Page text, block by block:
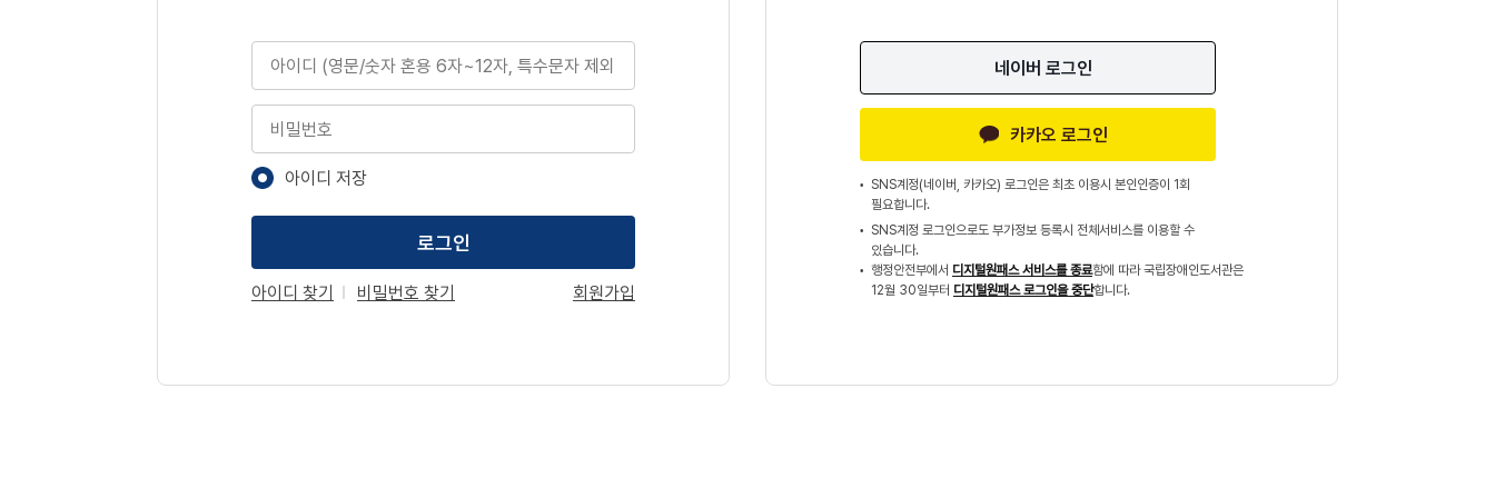
아이디
비밀번호
아이디 저장
로그인
아이디 찾기 비밀번호 찾기 회원가입
네이버 로그인
카카오 로그인
SNS계정(네이버, 카카오) 로그인은 최초 이용시 본인인증이 1회
필요합니다.
SNS계정 로그인으로도 부가정보 등록시 전체서비스를 이용할 수
있습니다.
행정안전부에서 디지털원패스 서비스를 종료함에 따라 국립장애인도서관은
12월 30일부터 디지털원패스 로그인을 중단합니다.